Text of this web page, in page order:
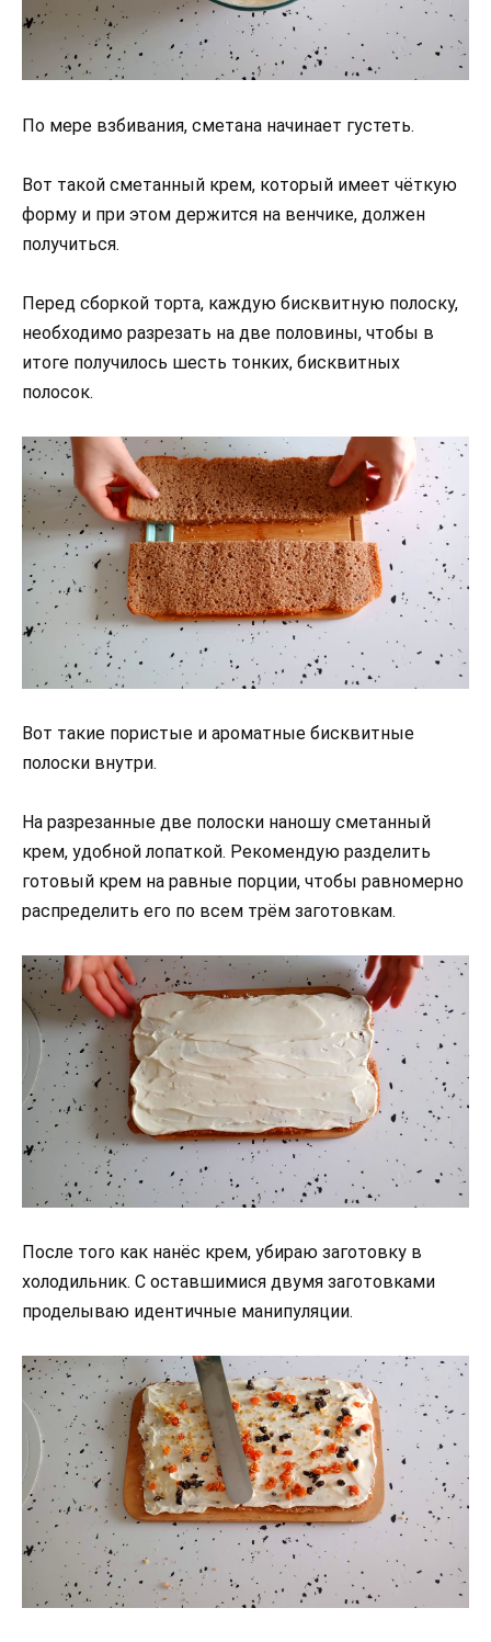
По мере взбивания, сметана начинает густеть.
Вот такой сметанный крем, который имеет чёткую
форму и при этом держится на венчике, должен
получиться.
Перед сборкой торта, каждую бисквитную полоску,
необходимо разрезать на две половины, чтобы в
итоге получилось шесть тонких, бисквитных
полосок.
Вот такие пористые и ароматные бисквитные
полоски внутри.
На разрезанные две полоски наношу сметанный
крем, удобной лопаткой. Рекомендую разделить
готовый крем на равные порции, чтобы равномерно
распределить его по всем трём заготовкам.
После того как нанёс крем, убираю заготовку в
холодильник. С оставшимися двумя заготовками
проделываю идентичные манипуляции.